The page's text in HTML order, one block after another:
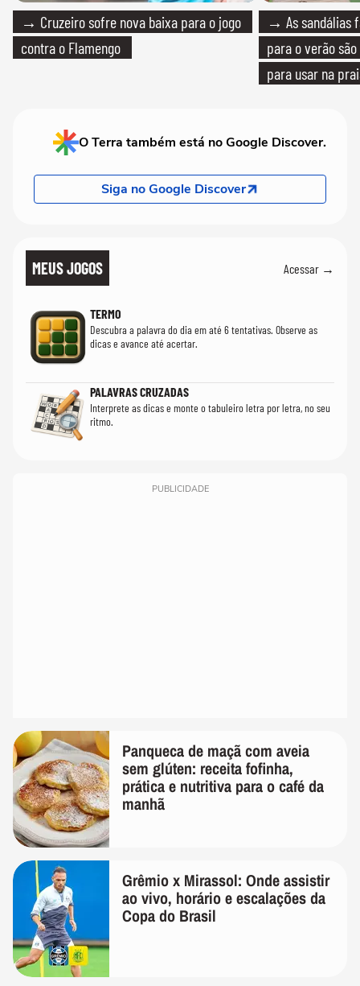
→ Cruzeiro sofre nova baixa para o jogo
contra o Flamengo
→ As sandálias
para o verão
para usar na
O Terra também está no Google Discover.
Siga no Google Discover
MEUS JOGOS Acessar →
TERMO
Descubra a palavra do dia em até 6 tentativas. Observe as
dicas e avance até acertar.
PALAVRAS CRUZADAS
Interprete as dicas e monte o tabuleiro letra por letra, no seu
ritmo.
PUBLICIDADE
Panqueca de maçã com aveia
sem glúten: receita fofinha,
prática e nutritiva para o café da
manhã
Grêmio x Mirassol: Onde assistir
ao vivo, horário e escalações da
Copa do Brasil